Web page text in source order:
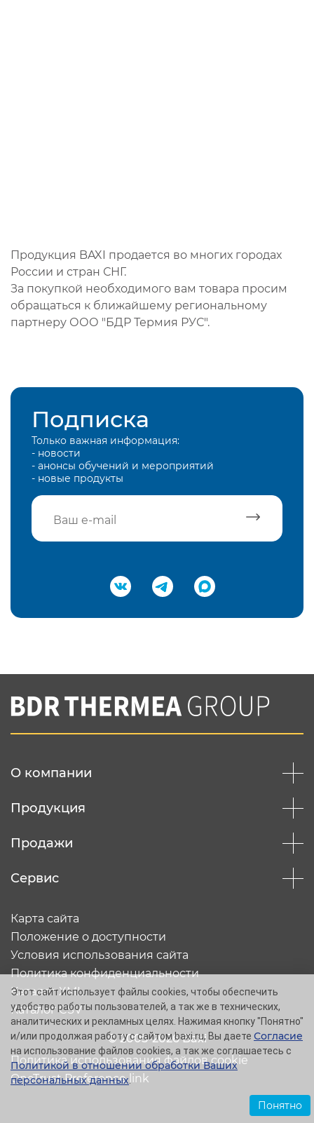
Продукция BAXI продается во многих городах
России и стран СНГ.
За покупкой необходимого вам товара просим
обращаться к ближайшему региональному
партнеру ООО "БДР Термия РУС".
Подписка
Только важная информация:
- новости
- анонсы обучений и мероприятий
- новые продукты
Подтвердить e-mail
Вы соглашаетесь с нашей политикой
конфеденциальности
О компании
Продукция
Продажи
Сервис
© 2005-2026 Baxi
Карта сайта
Положение о доступности
Условия использования сайта
Политика конфиденциальности
Каталог XML
Каталог CSV
Политика использования файлов cookie
OneTrust Preference link
Этот сайт использует файлы cookies, чтобы обеспечить
удобство работы пользователей, а так же в технических,
аналитических и рекламных целях. Нажимая кнопку "Понятно"
и/или продолжая работу с сайтом baxi.ru, Вы даете Согласие
на использование файлов cookies, а так же соглашаетесь с
Политикой в отношении обработки Ваших
персональных данных.
Понятно